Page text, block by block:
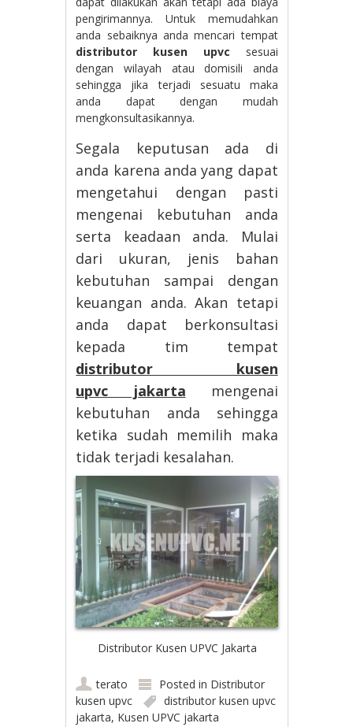
pengirimannya. Untuk memudahkan
anda sebaiknya anda mencari tempat
distributor kusen upvc sesuai
dengan wilayah atau domisili anda
sehingga jika terjadi sesuatu maka
anda dapat dengan mudah
mengkonsultasikannya.
Segala keputusan ada di
anda karena anda yang dapat
mengetahui dengan pasti
mengenai kebutuhan anda
serta keadaan anda. Mulai
dari ukuran, jenis bahan
kebutuhan sampai dengan
keuangan anda. Akan tetapi
anda dapat berkonsultasi
kepada tim tempat
distributor kusen
upvc jakarta mengenai
kebutuhan anda sehingga
ketika sudah memilih maka
tidak terjadi kesalahan.
Distributor Kusen UPVC Jakarta
terato Posted in Distributor
kusen upvc
distributor kusen upvc
jakarta, Kusen UPVC jakarta